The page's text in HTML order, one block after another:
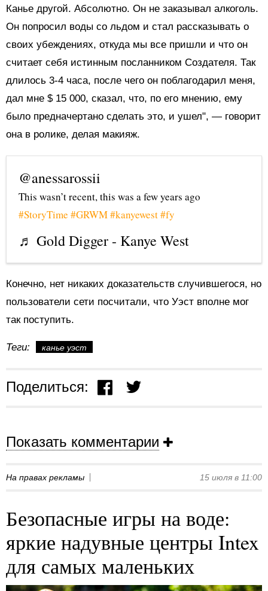
Канье другой. Абсолютно. Он не заказывал алкоголь.
Он попросил воды со льдом и стал рассказывать о
своих убеждениях, откуда мы все пришли и что он
считает себя истинным посланником Создателя. Так
длилось 3-4 часа, после чего он поблагодарил меня,
дал мне $ 15 000, сказал, что, по его мнению, ему
было предначертано сделать это, и ушел", — говорит
она в ролике, делая макияж.
@anessarossii
This wasn’t recent, this was a few years ago
#StoryTime #GRWM#kanyewest#fy
♬ Gold Digger - Kanye West
Конечно, нет никаких доказательств случившегося, но
пользователи сети посчитали, что Уэст вполне мог
так поступить.
Теги: канье уэст
Поделиться:
Показать комментарии
На правах рекламы 15 июля в 11:00
Безопасные игры на воде:
яркие надувные центры Intex
для самых маленьких